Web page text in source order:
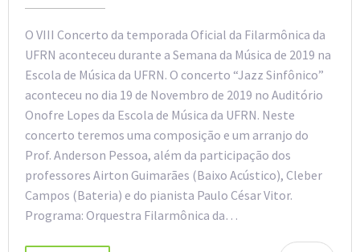
O VIII Concerto da temporada Oficial da Filarmônica da
UFRN aconteceu durante a Semana da Música de 2019 na
Escola de Música da UFRN. O concerto “Jazz Sinfônico”
aconteceu no dia 19 de Novembro de 2019 no Auditório
Onofre Lopes da Escola de Música da UFRN. Neste
concerto teremos uma composição e um arranjo do
Prof. Anderson Pessoa, além da participação dos
professores Airton Guimarães (Baixo Acústico), Cleber
Campos (Bateria) e do pianista Paulo César Vitor.
Programa: Orquestra Filarmônica da…